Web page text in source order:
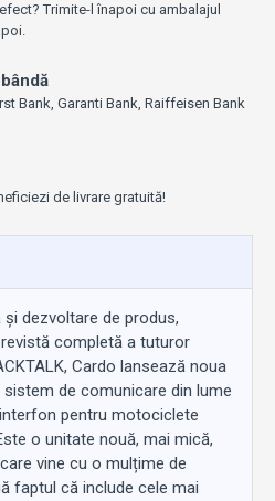
de livrare gratuită!
Trimite-l înapoi cu ambalajul
Bank, Garanti Bank, Raiffeisen Bank
dezvoltare de produs,
completă a tuturor
Cardo lansează noua
de comunicare din lume
pentru motociclete
o unitate nouă, mai mică,
vine cu o mulțime de
faptul că include cele mai